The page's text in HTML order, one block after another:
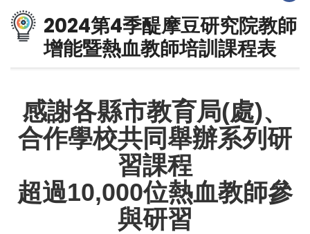
2024第4季醍摩豆研究院教師
增能暨熱血教師培訓課程表
感謝各縣市教育局(處)、
合作學校共同舉辦系列研
習課程
超過10,000位熱血教師參
與研習